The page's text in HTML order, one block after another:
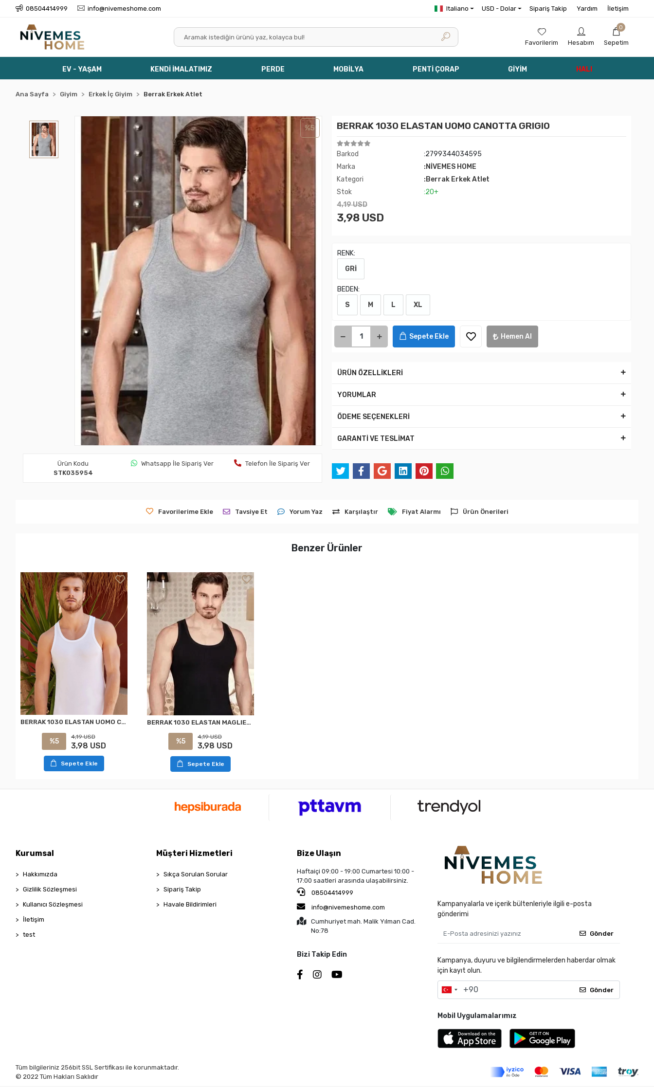
08504414999 info@nivemeshome.com Italiano USD - Dolar Sipariş Takip Yardım İletişim
Favorilerim Hesabım
0
Sepetim
EV - YAŞAM KENDİ İMALATIMIZ PERDE MOBİLYA PENTİ ÇORAP GİYİM HALI
Ana Sayfa Giyim Erkek İç Giyim Berrak Erkek Atlet
%5
Ürün Kodu
STK035954
Whatsapp İle Sipariş Ver Telefon İle Sipariş Ver
BERRAK 1030 ELASTAN UOMO CANOTTA GRIGIO
Barkod
:2799344034595
Marka
:NİVEMES HOME
Kategori
:Berrak Erkek Atlet
Stok
:20+
4,19 USD
3,98 USD
RENK:
GRİ
BEDEN:
S
M L XL
Sepete Ekle Hemen Al
ÜRÜN ÖZELLİKLERİ
YORUMLAR
ÖDEME SEÇENEKLERİ
GARANTİ VE TESLİMAT
Favorilerime Ekle Tavsiye Et Yorum Yaz Karşılaştır Fiyat Alarmı Ürün Önerileri
Benzer Ürünler
BERRAK 1030 ELASTAN UOMO CANOTTA BIANCA
%5
4,19 USD
3,98 USD
Sepete Ekle
BERRAK 1030 ELASTAN MAGLIETTA UOMO NERO
%5
4,19 USD
3,98 USD
Sepete Ekle
Kurumsal
Hakkımızda
Gizlilik Sözleşmesi
Kullanıcı Sözleşmesi
İletişim
test
Müşteri Hizmetleri
Sıkça Sorulan Sorular
Sipariş Takip
Havale Bildirimleri
Bize Ulaşın
Haftaiçi 09:00 - 19:00 Cumartesi 10:00 -
17:00 saatleri arasında ulaşabilirsiniz.
08504414999
info@nivemeshome.com
Cumhuriyet mah. Malik Yılman Cad.
No:78
Bizi Takip Edin
Kampanyalarla ve içerik bültenleriyle ilgili e-posta
gönderimi
Gönder
Kampanya, duyuru ve bilgilendirmelerden haberdar olmak
için kayıt olun.
Gönder
Mobil Uygulamalarımız
Tüm bilgileriniz 256bit SSL Sertifikası ile korunmaktadır.
© 2022 Tüm Hakları Saklıdır